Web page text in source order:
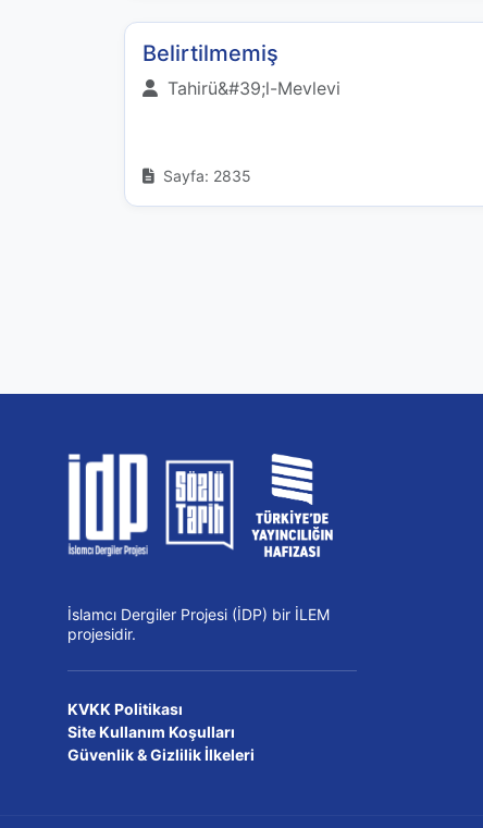
Belirtilmemiş
Tahirü&#39;l-Mevlevi
Sayfa: 2835
İslamcı Dergiler Projesi (İDP) bir İLEM
projesidir.
KVKK Politikası
Site Kullanım Koşulları
Güvenlik & Gizlilik İlkeleri